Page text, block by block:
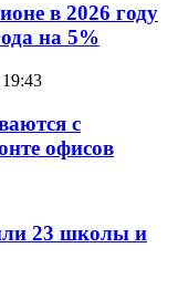
в 2026 году
на 5%
с
офисов
23 школы и